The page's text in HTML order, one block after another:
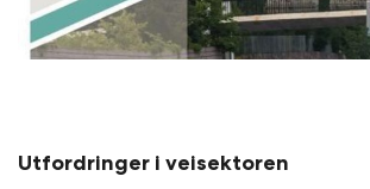
Utfordringer i veisektoren